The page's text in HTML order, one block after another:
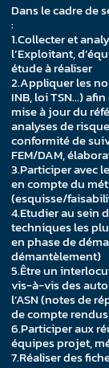
Dans le cadre de
:
1.Collecter et
l’Exploitant,
étude à réaliser
2.Appliquer les
INB, loi TSN…)
mise à jour du
analyses de
conformité de
FEM/DAM,
3.Participer avec
en compte du
(esquisse/
4.Etudier au sein
techniques les
en phase de
démantèlement)
5.Être un
vis-à-vis des
l’ASN (notes de
de compte
6.Participer aux
équipes projet,
7.Réaliser des